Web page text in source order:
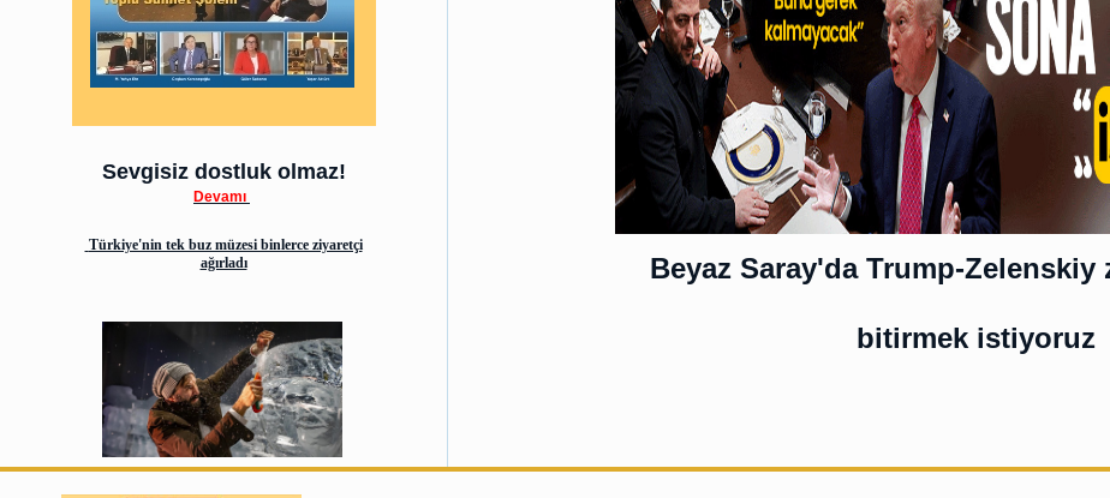
Sevgisiz dostluk olmaz!
Devamı
Türkiye'nin tek buz müzesi binlerce ziyaretçi
ağırladı
Beyaz Saray'da Trump-Zelenskiy
bitirmek istiyoruz